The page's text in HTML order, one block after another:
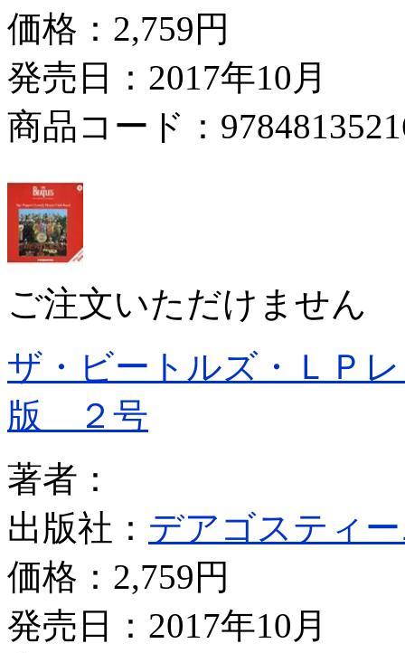
価格： 2,759円
発売日：2017年10月
商品コード：
ご注文いただけません
ザ・ビートルズ・ＬＰ
版 ２号
著者：
出版社： デアゴスティ
価格： 2,759円
発売日：2017年10月